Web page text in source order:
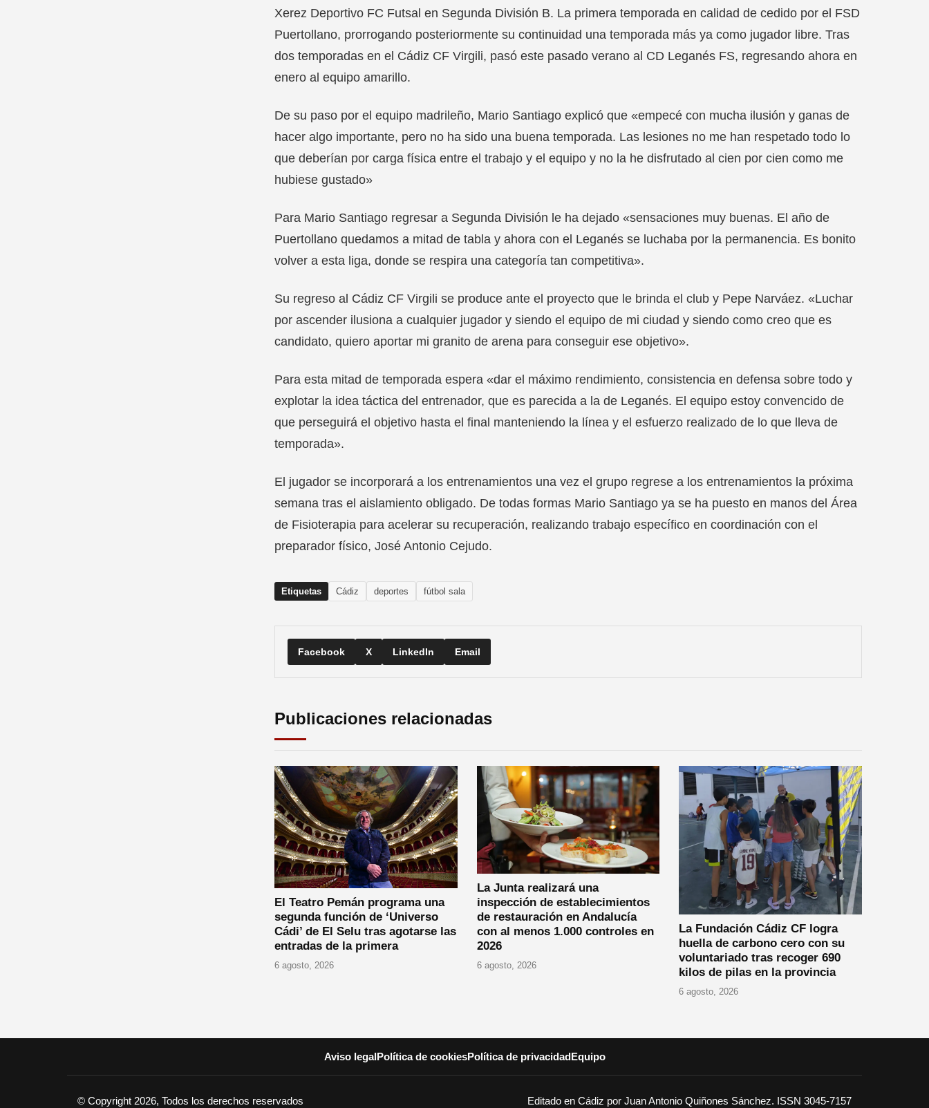
Xerez Deportivo FC Futsal en Segunda División B. La primera temporada en calidad de cedido por el FSD
Puertollano, prorrogando posteriormente su continuidad una temporada más ya como jugador libre. Tras
dos temporadas en el Cádiz CF Virgili, pasó este pasado verano al CD Leganés FS, regresando ahora en
enero al equipo amarillo.
De su paso por el equipo madrileño, Mario Santiago explicó que «empecé con mucha ilusión y ganas de
hacer algo importante, pero no ha sido una buena temporada. Las lesiones no me han respetado todo lo
que deberían por carga física entre el trabajo y el equipo y no la he disfrutado al cien por cien como me
hubiese gustado»
Para Mario Santiago regresar a Segunda División le ha dejado «sensaciones muy buenas. El año de
Puertollano quedamos a mitad de tabla y ahora con el Leganés se luchaba por la permanencia. Es bonito
volver a esta liga, donde se respira una categoría tan competitiva».
Su regreso al Cádiz CF Virgili se produce ante el proyecto que le brinda el club y Pepe Narváez. «Luchar
por ascender ilusiona a cualquier jugador y siendo el equipo de mi ciudad y siendo como creo que es
candidato, quiero aportar mi granito de arena para conseguir ese objetivo».
Para esta mitad de temporada espera «dar el máximo rendimiento, consistencia en defensa sobre todo y
explotar la idea táctica del entrenador, que es parecida a la de Leganés. El equipo estoy convencido de
que perseguirá el objetivo hasta el final manteniendo la línea y el esfuerzo realizado de lo que lleva de
temporada».
El jugador se incorporará a los entrenamientos una vez el grupo regrese a los entrenamientos la próxima
semana tras el aislamiento obligado. De todas formas Mario Santiago ya se ha puesto en manos del Área
de Fisioterapia para acelerar su recuperación, realizando trabajo específico en coordinación con el
preparador físico, José Antonio Cejudo.
Etiquetas Cádiz deportes fútbol sala
Facebook X LinkedIn Email
Publicaciones relacionadas
El Teatro Pemán programa una
segunda función de ‘Universo
Cádi’ de El Selu tras agotarse las
entradas de la primera
6 agosto, 2026
La Junta realizará una
inspección de establecimientos
de restauración en Andalucía
con al menos 1.000 controles en
2026
6 agosto, 2026
La Fundación Cádiz CF logra
huella de carbono cero con su
voluntariado tras recoger 690
kilos de pilas en la provincia
6 agosto, 2026
Aviso legalPolítica de cookiesPolítica de privacidadEquipo
© Copyright 2026, Todos los derechos reservados Editado en Cádiz por Juan Antonio Quiñones Sánchez. ISSN 3045-7157